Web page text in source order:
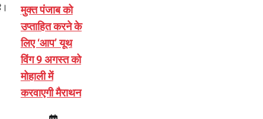
मुक्त पंजाब को
उप्ताहित करने के
लिए ‘आप’ यूथ
विंग 9 अगस्त को
मोहाली में
करवाएगी मैराथन